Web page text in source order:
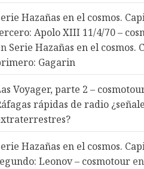
Hazañas en el cosmos.
Apolo XIII 11/4/70 –
Serie Hazañas en el cosmos.
Gagarin
Voyager, parte 2 –
rápidas de radio
Hazañas en el cosmos.
Leonov – cosmotour en